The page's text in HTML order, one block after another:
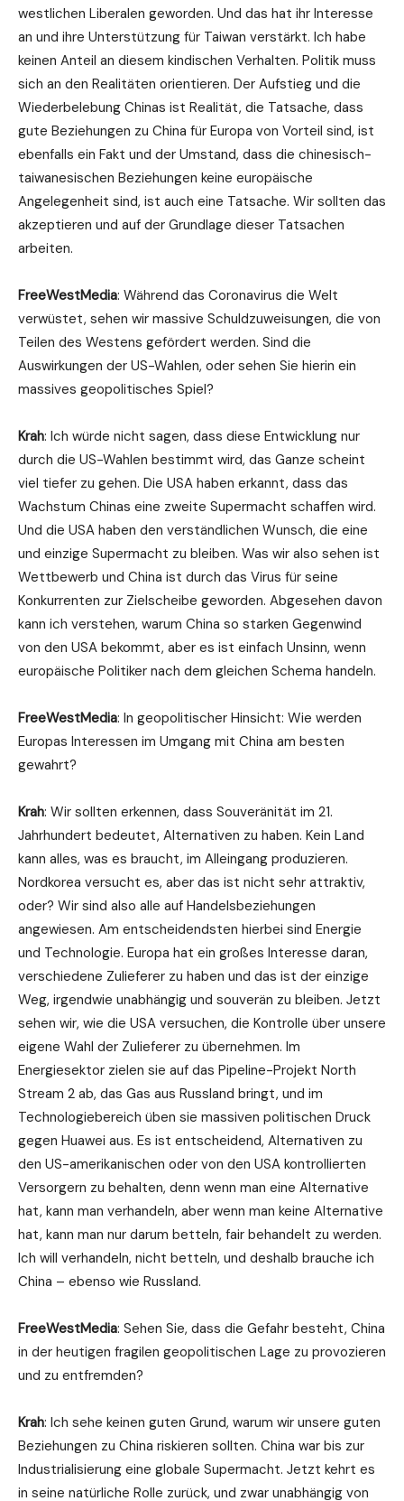
westlichen Liberalen geworden. Und das hat ihr Interesse
an und ihre Unterstützung für Taiwan verstärkt. Ich habe
keinen Anteil an diesem kindischen Verhalten. Politik muss
sich an den Realitäten orientieren. Der Aufstieg und die
Wiederbelebung Chinas ist Realität, die Tatsache, dass
gute Beziehungen zu China für Europa von Vorteil sind, ist
ebenfalls ein Fakt und der Umstand, dass die chinesisch-
taiwanesischen Beziehungen keine europäische
Angelegenheit sind, ist auch eine Tatsache. Wir sollten das
akzeptieren und auf der Grundlage dieser Tatsachen
arbeiten.
FreeWestMedia: Während das Coronavirus die Welt
verwüstet, sehen wir massive Schuldzuweisungen, die von
Teilen des Westens gefördert werden. Sind die
Auswirkungen der US-Wahlen, oder sehen Sie hierin ein
massives geopolitisches Spiel?
Krah: Ich würde nicht sagen, dass diese Entwicklung nur
durch die US-Wahlen bestimmt wird, das Ganze scheint
viel tiefer zu gehen. Die USA haben erkannt, dass das
Wachstum Chinas eine zweite Supermacht schaffen wird.
Und die USA haben den verständlichen Wunsch, die eine
und einzige Supermacht zu bleiben. Was wir also sehen ist
Wettbewerb und China ist durch das Virus für seine
Konkurrenten zur Zielscheibe geworden. Abgesehen davon
kann ich verstehen, warum China so starken Gegenwind
von den USA bekommt, aber es ist einfach Unsinn, wenn
europäische Politiker nach dem gleichen Schema handeln.
FreeWestMedia: In geopolitischer Hinsicht: Wie werden
Europas Interessen im Umgang mit China am besten
gewahrt?
Krah: Wir sollten erkennen, dass Souveränität im 21.
Jahrhundert bedeutet, Alternativen zu haben. Kein Land
kann alles, was es braucht, im Alleingang produzieren.
Nordkorea versucht es, aber das ist nicht sehr attraktiv,
oder? Wir sind also alle auf Handelsbeziehungen
angewiesen. Am entscheidendsten hierbei sind Energie
und Technologie. Europa hat ein großes Interesse daran,
verschiedene Zulieferer zu haben und das ist der einzige
Weg, irgendwie unabhängig und souverän zu bleiben. Jetzt
sehen wir, wie die USA versuchen, die Kontrolle über unsere
eigene Wahl der Zulieferer zu übernehmen. Im
Energiesektor zielen sie auf das Pipeline-Projekt North
Stream 2 ab, das Gas aus Russland bringt, und im
Technologiebereich üben sie massiven politischen Druck
gegen Huawei aus. Es ist entscheidend, Alternativen zu
den US-amerikanischen oder von den USA kontrollierten
Versorgern zu behalten, denn wenn man eine Alternative
hat, kann man verhandeln, aber wenn man keine Alternative
hat, kann man nur darum betteln, fair behandelt zu werden.
Ich will verhandeln, nicht betteln, und deshalb brauche ich
China – ebenso wie Russland.
FreeWestMedia: Sehen Sie, dass die Gefahr besteht, China
in der heutigen fragilen geopolitischen Lage zu provozieren
und zu entfremden?
Krah: Ich sehe keinen guten Grund, warum wir unsere guten
Beziehungen zu China riskieren sollten. China war bis zur
Industrialisierung eine globale Supermacht. Jetzt kehrt es
in seine natürliche Rolle zurück, und zwar unabhängig von